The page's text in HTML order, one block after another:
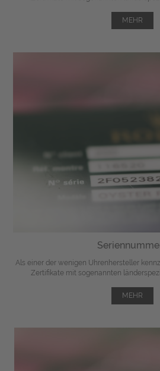
MEHR
Als einer der wenigen Uhrenhersteller
Zertifikate mit sogenannten
MEHR